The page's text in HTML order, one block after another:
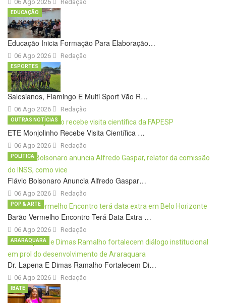
06 Ago 2026 Redação
Educação Inicia Formação Para Elaboração…
06 Ago 2026
EDUCAÇÃO
Redação
Salesianos, Flamingo E Multi Sport Vão R…
06 Ago 2026
ESPORTES
Redação
ETE Monjolinho Recebe Visita Científica …
06 Ago 2026
OUTRAS NOTÍCIAS
Redação
Flávio Bolsonaro Anuncia Alfredo Gaspar…
06 Ago 2026
POLÍTICA
Redação
Barão Vermelho Encontro Terá Data Extra …
06 Ago 2026
POP & ARTE
Redação
Dr. Lapena E Dimas Ramalho Fortalecem Di…
06 Ago 2026
ARARAQUARA
Redação
IBATÉ